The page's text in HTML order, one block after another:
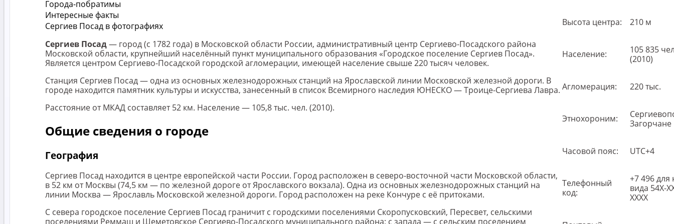
Высота центра: 210 м
Население:
105 835
(2010)
Агломерация: 220 тыс.
Этнохороним:
Загорчане
Часовой пояс: UTC+4
Телефонный
код:
+7 496
вида 54Х-
ХХХХ
Города-побратимы
Интересные факты
Сергиев Посад в фотографиях
Сергиев Посад— город (с 1782 года) в Московской области России, административный центр Сергиево-Посадского района
Московской области, крупнейший населённый пункт муниципального образования «Городское поселение Сергиев Посад».
Является центром Сергиево-Посадской городской агломерации, имеющей население свыше 220 тысяч человек.
Станция Сергиев Посад — одна из основных железнодорожных станций на Ярославской линии Московской железной дороги. В
городе находится памятник культуры и искусства, занесенный в список Всемирного наследия ЮНЕСКО — Троице-Сергиева Лавра.
Расстояние от МКАД составляет 52 км. Население — 105,8 тыс. чел. (2010).
Общие сведения о городе
География
Сергиев Посад находится в центре европейской части России. Город расположен в северо-восточной части Московской области,
в 52 км от Москвы (74,5 км — по железной дороге от Ярославского вокзала). Одна из основных железнодорожных станций на
линии Москва — Ярославль Московской железной дороги. Город расположен на реке Кончуре с её притоками.
С севера городское поселение Сергиев Посад граничит с городскими поселениями Скоропусковский, Пересвет, сельскими
поселениями Реммаш и Шеметовское Сергиево-Посадского муниципального района; с запада — с сельским поселением